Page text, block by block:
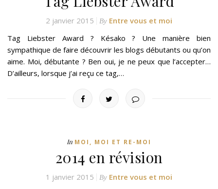
2 janvier 2015 By Entre vous et moi
Tag Liebster Award ? Késako ? Une manière bien
sympathique de faire découvrir les blogs débutants ou qu’on
aime. Moi, débutante ? Ben oui, je ne peux que l’accepter…
D’ailleurs, lorsque j’ai reçu ce tag,…
In MOI, MOI ET RE-MOI
2014 en révision
1 janvier 2015 By Entre vous et moi